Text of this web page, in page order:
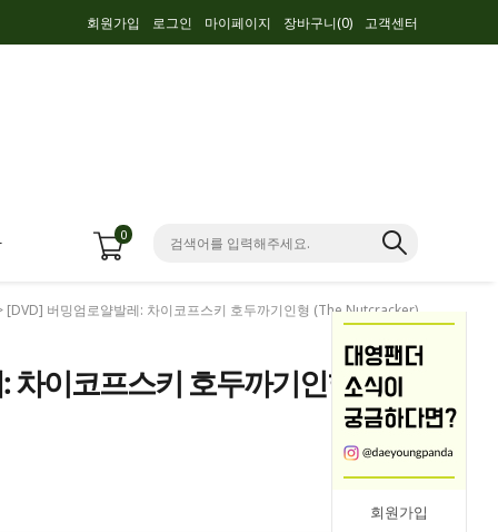
회원가입 로그인 마이페이지 장바구니(0) 고객센터
0
회원가입
[DVD] 버밍엄로얄발레: 차이코프스키 호두까기인형 (The Nutcracker)
차이코프스키 호두까기인형